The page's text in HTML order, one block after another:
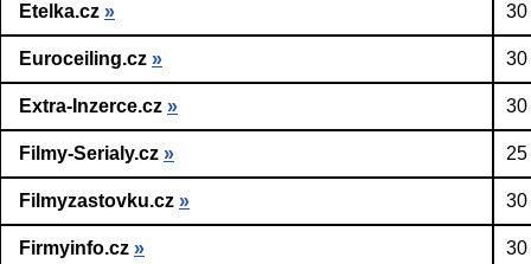
Etelka.cz » 30
Euroceiling.cz » 30
Extra-Inzerce.cz » 30
Filmy-Serialy.cz »
Filmyzastovku.cz » 30
Firmyinfo.cz » 30